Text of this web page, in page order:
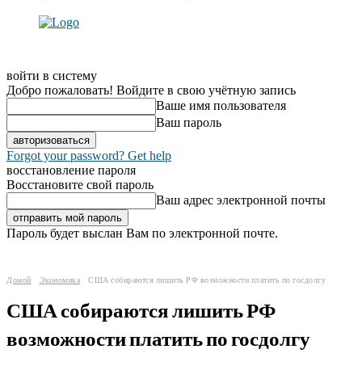
войти в систему
Добро пожаловать! Войдите в свою учётную запись
Ваше имя пользователя
Ваш пароль
Forgot your password? Get help
восстановление пароля
Восстановите свой пароль
Ваш адрес электронной почты
Пароль будет выслан Вам по электронной почте.
Домой Экономика США собираются лишить РФ возможности платить по госдолгу
США собираются лишить РФ
возможности платить по госдолгу